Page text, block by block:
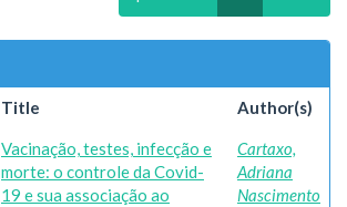
Title Author(s)
Vacinação, testes, infecção e
morte: o controle da Covid-
19 e sua associação ao
Cartaxo,
Adriana
Nascimento